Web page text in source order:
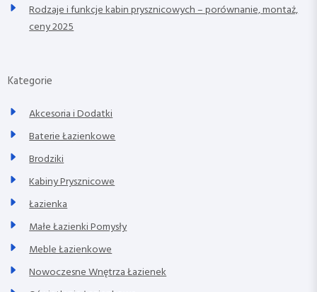
Rodzaje i funkcje kabin prysznicowych – porównanie, montaż,
ceny 2025
Kategorie
Akcesoria i Dodatki
Baterie Łazienkowe
Brodziki
Kabiny Prysznicowe
Łazienka
Małe Łazienki Pomysły
Meble Łazienkowe
Nowoczesne Wnętrza Łazienek